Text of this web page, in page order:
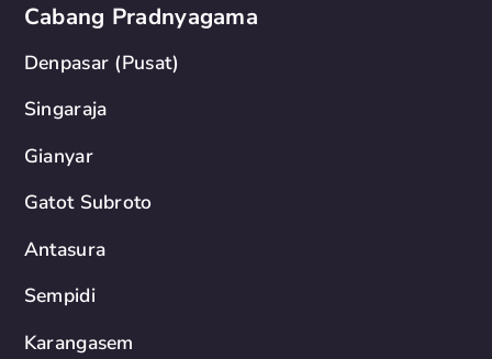
Cabang Pradnyagama
Denpasar (Pusat)
Singaraja
Gianyar
Gatot Subroto
Antasura
Sempidi
Karangasem